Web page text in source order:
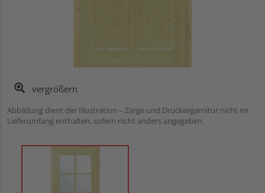
vergrößern
Abbildung dient der Illustration – Zarge und Drückergarnitur nicht im
Lieferumfang enthalten, sofern nicht anders angegeben.